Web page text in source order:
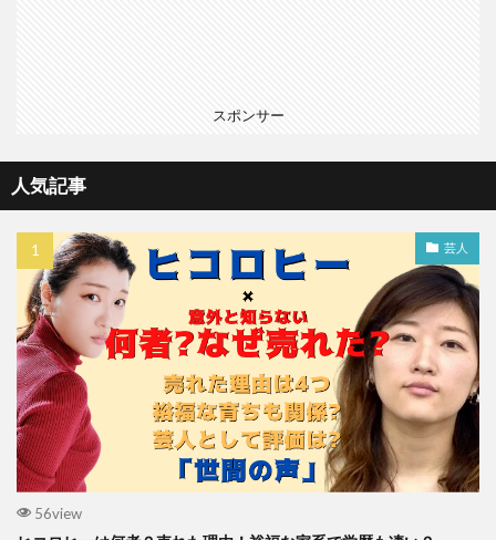
スポンサー
人気記事
芸人
56view